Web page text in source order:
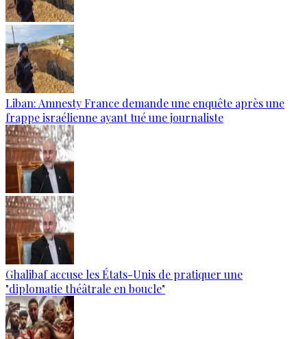
Liban: Amnesty France demande une enquête après une
frappe israélienne ayant tué une journaliste
Ghalibaf accuse les États-Unis de pratiquer une
"diplomatie théâtrale en boucle"